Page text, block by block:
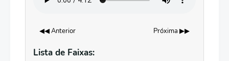
◀◀ Anterior Próxima ▶▶
Lista de Faixas: